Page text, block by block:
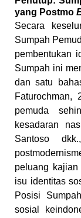
yang Postmo
Secara
Sumpah
pembentukan
Sumpah ini
dan satu
Faturochman,
pemuda
kesadaran
Santoso
peluang kajian
isu identitas
Posisi
sosial